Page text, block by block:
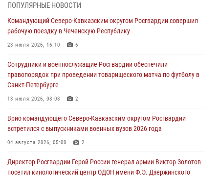
юных воспитанников спортивной школы
08 августа 2026, 13:00
стен музея истории космонавтики в Калуге
08 августа 2026, 09:29 2
В Северо-Западном округе Росгвардии продолжаются мероприятия
08 августа 2026, 09:03 1
Росгвардейцы в ЛНР совершенствуют навыки тактической
08 августа 2026, 09:00
ПОПУЛЯРНЫЕ НОВОСТИ
Командующий Северо-Кавказским округом Росгвардии совершил
рабочую поездку в Чеченскую Республику
23 июля 2026, 16:10 6
Сотрудники и военнослужащие Росгвардии обеспечили
правопорядок при проведении товарищеского матча по футболу в
Санкт-Петербурге
13 июля 2026, 08:08 2
Врио командующего Северо-Кавказским округом Росгвардии
встретился с выпускниками военных вузов 2026 года
04 августа 2026, 05:00 2
Директор Росгвардии Герой России генерал армии Виктор Золотов
посетил кинологический центр ОДОН имени Ф.Э. Дзержинского